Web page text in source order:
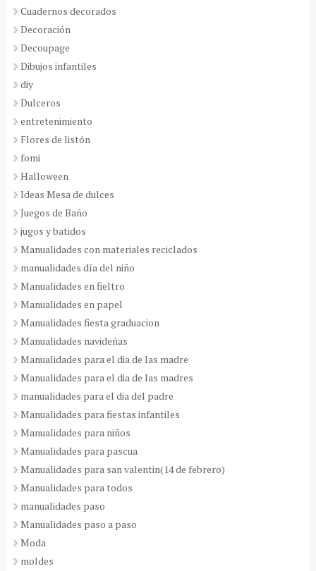
Cuadernos decorados
Decoración
Decoupage
Dibujos infantiles
diy
Dulceros
entretenimiento
Flores de listón
fomi
Halloween
Ideas Mesa de dulces
Juegos de Baño
jugos y batidos
Manualidades con materiales reciclados
manualidades día del niño
Manualidades en fieltro
Manualidades en papel
Manualidades fiesta graduacion
Manualidades navideñas
Manualidades para el dia de las madre
Manualidades para el dia de las madres
manualidades para el dia del padre
Manualidades para fiestas infantiles
Manualidades para niños
Manualidades para pascua
Manualidades para san valentin(14 de febrero)
Manualidades para todos
manualidades paso
Manualidades paso a paso
Moda
moldes